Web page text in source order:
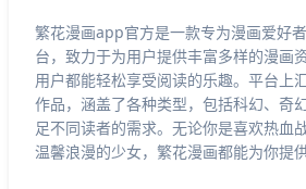
繁花漫画app官方是一款专为漫画爱好
台，致力于为用户提供丰富多样的漫画
用户都能轻松享受阅读的乐趣。平台上
作品，涵盖了各种类型，包括科幻、奇
足不同读者的需求。无论你是喜欢热血
温馨浪漫的少女，繁花漫画都能为你提